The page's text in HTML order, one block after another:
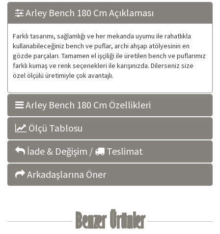
Arley Bench 180 Cm Açıklaması
Farklı tasarımı, sağlamlığı ve her mekanda uyumu ile rahatlıkla
kullanabileceğiniz bench ve puflar, archi ahşap atölyesinin en
gözde parçaları. Tamamen el işçiliği ile üretilen bench ve puflarımız
farklı kumaş ve renk seçenekleri ile karışınızda. Dilerseniz size
özel ölçülü üretimiyle çok avantajlı.
Arley Bench 180 Cm Özellikleri
Ölçü Tablosu
İade & Değişim /
Teslimat
Arkadaşlarına Öner
Benzer Ürünler